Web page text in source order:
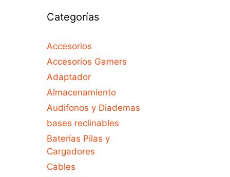
Categorías
Accesorios
Accesorios Gamers
Adaptador
Almacenamiento
Audifonos y Diademas
bases reclinables
Baterías Pilas y
Cargadores
Cables